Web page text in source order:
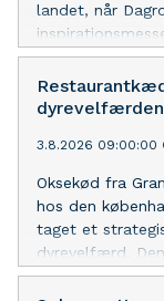
landet, når
Med mere end
omfattende
fokus på
for den danske
3.8.2026 09:00:00
Oksekød fra
hos den
taget et
dyrevelfærd.
gæster og